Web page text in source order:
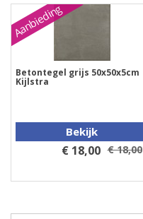
Aanbieding
Betontegel grijs 50x50x5cm
Kijlstra
Bekijk
€ 18,00 € 18,00